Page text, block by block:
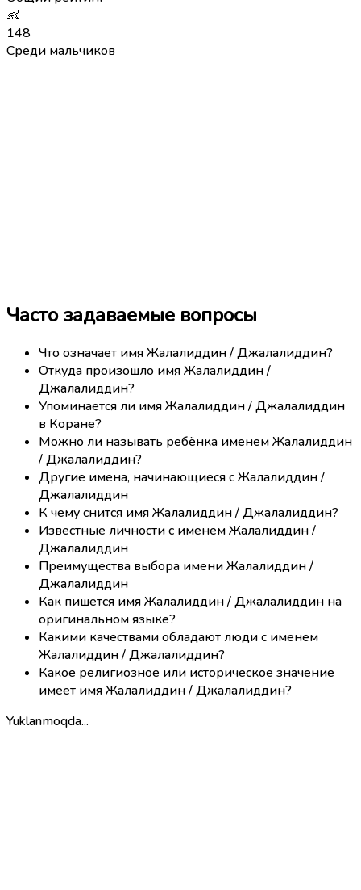
👶
148
Среди мальчиков
Часто задаваемые вопросы
Что означает имя Жалалиддин / Джалалиддин?
Откуда произошло имя Жалалиддин /
Джалалиддин?
Упоминается ли имя Жалалиддин / Джалалиддин
в Коране?
Можно ли называть ребёнка именем Жалалиддин
/ Джалалиддин?
Другие имена, начинающиеся с Жалалиддин /
Джалалиддин
К чему снится имя Жалалиддин / Джалалиддин?
Известные личности с именем Жалалиддин /
Джалалиддин
Преимущества выбора имени Жалалиддин /
Джалалиддин
Как пишется имя Жалалиддин / Джалалиддин на
оригинальном языке?
Какими качествами обладают люди с именем
Жалалиддин / Джалалиддин?
Какое религиозное или историческое значение
имеет имя Жалалиддин / Джалалиддин?
Yuklanmoqda...